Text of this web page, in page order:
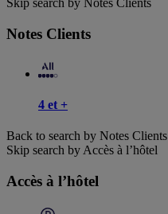
Skip search by Notes Clients
Notes Clients
4 et +
Back to search by Notes Clients
Skip search by Accès à l’hôtel
Accès à l’hôtel